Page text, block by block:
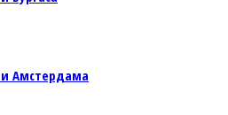
Амстердама